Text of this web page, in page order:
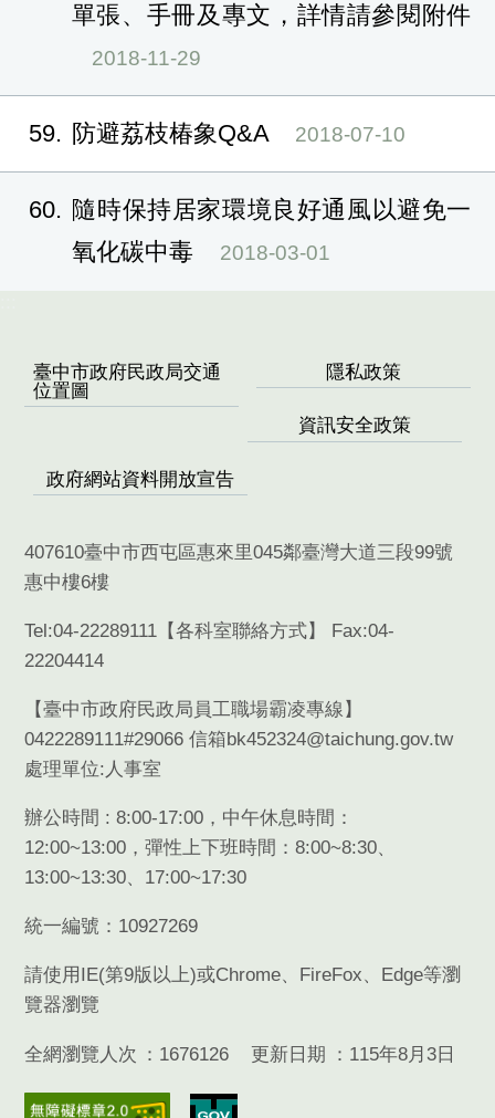
單張、手冊及專文，詳情請參閱附件
2018-11-29
59 防避荔枝椿象Q&A 2018-07-10
60
隨時保持居家環境良好通風以避免一
氧化碳中毒
2018-03-01
臺中市政府民政局交通
位置圖
隱私政策
資訊安全政策
政府網站資料開放宣告
407610臺中市西屯區惠來里045鄰臺灣大道三段99號
惠中樓6樓
Tel:04-22289111【各科室聯絡方式】 Fax:04-
22204414
【臺中市政府民政局員工職場霸凌專線】
0422289111#29066 信箱bk452324@taichung.gov.tw
處理單位:人事室
辦公時間 : 8:00-17:00，中午休息時間：
12:00~13:00，彈性上下班時間：8:00~8:30、
13:00~13:30、17:00~17:30
統一編號：10927269
請使用 IE(第9版以上)或Chrome、 FireFox、 Edge等瀏
覽器瀏覽
全網瀏覽人次 1676126 更新日期 115年8月3日